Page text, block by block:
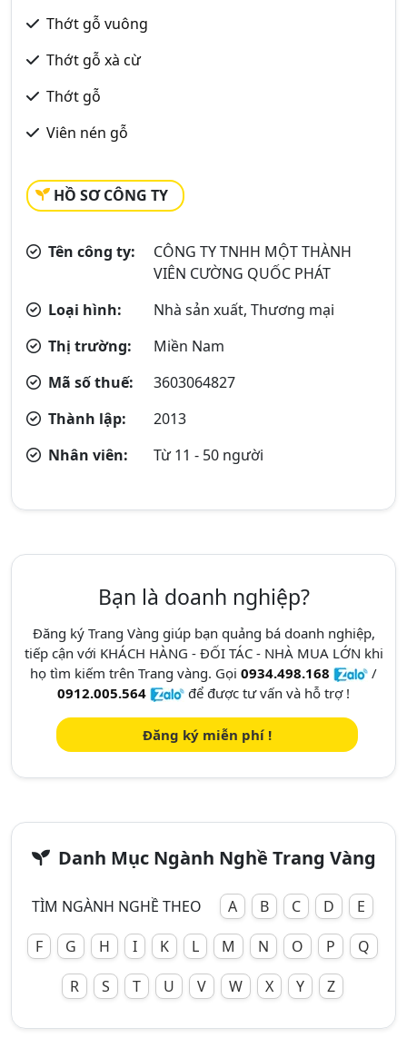
Thớt gỗ vuông
Thớt gỗ xà cừ
Thớt gỗ
Viên nén gỗ
HỒ SƠ CÔNG TY
Tên công ty:
CÔNG TY TNHH MỘT THÀNH
VIÊN CƯỜNG QUỐC PHÁT
Loại hình:
Nhà sản xuất, Thương mại
Thị trường:
Miền Nam
Mã số thuế:
3603064827
Thành lập:
2013
Nhân viên:
Từ 11 - 50 người
Bạn là doanh nghiệp?
Đăng ký Trang Vàng giúp bạn quảng bá doanh nghiệp,
tiếp cận với KHÁCH HÀNG - ĐỐI TÁC - NHÀ MUA LỚN khi
họ tìm kiếm trên Trang vàng. Gọi 0934.498.168
/
0912.005.564
để được tư vấn và hỗ trợ !
Đăng ký miễn phí !
Danh Mục Ngành Nghề Trang Vàng
TÌM NGÀNH NGHỀ THEO A B C D
E
F
G H I K L M N O P
Q
R
S T U V W X Y Z